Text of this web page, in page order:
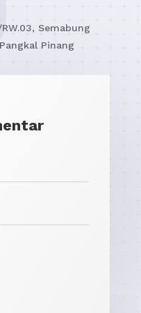
Semabung
Pinang